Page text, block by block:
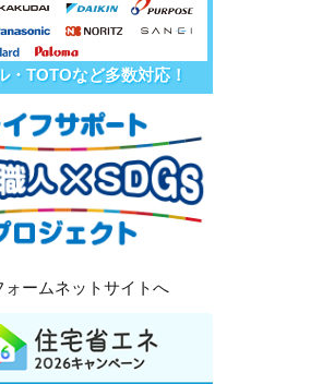
・TOTOなど多数対応！